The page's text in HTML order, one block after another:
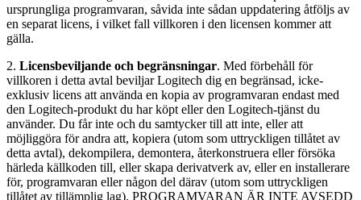
ursprungliga programvaran, såvida inte sådan uppdatering åtföljs av
en separat licens, i vilket fall villkoren i den licensen kommer att
gälla.
2. Licensbeviljande och begränsningar. Med förbehåll för
villkoren i detta avtal beviljar Logitech dig en begränsad, icke-
exklusiv licens att använda en kopia av programvaran endast med
den Logitech-produkt du har köpt eller den Logitech-tjänst du
använder. Du får inte och du samtycker till att inte, eller att
möjliggöra för andra att, kopiera (utom som uttryckligen tillåtet av
detta avtal), dekompilera, demontera, återkonstruera eller försöka
härleda källkoden till, eller skapa derivatverk av, eller en installerare
för, programvaran eller någon del därav (utom som uttryckligen
tillåtet av tillämplig lag). PROGRAMVARAN ÄR INTE AVSEDD